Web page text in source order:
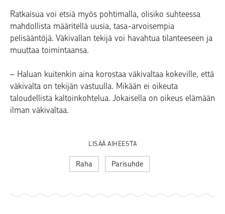
Ratkaisua voi etsiä myös pohtimalla, olisiko suhteessa
mahdollista määritellä uusia, tasa-arvoisempia
pelisääntöjä. Väkivallan tekijä voi havahtua tilanteeseen ja
muuttaa toimintaansa.
– Haluan kuitenkin aina korostaa väkivaltaa kokeville, että
väkivalta on tekijän vastuulla. Mikään ei oikeuta
taloudellista kaltoinkohtelua. Jokaisella on oikeus elämään
ilman väkivaltaa.
LISÄÄ AIHEESTA
Raha Parisuhde